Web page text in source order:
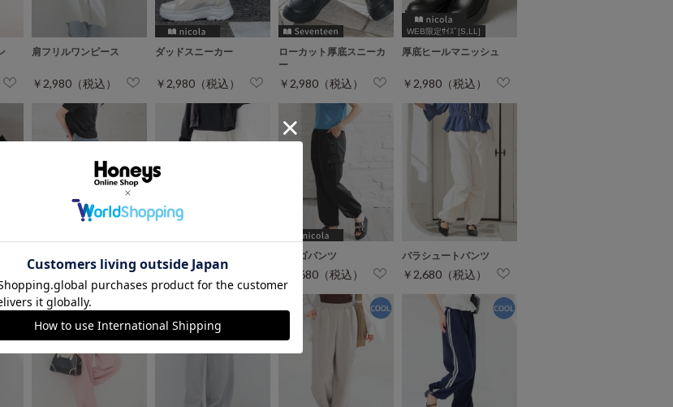
肩フリルワンピース
￥2,980（税込）
ダッドスニーカー
￥2,980（税込）
ローカット厚底スニーカ
ー
￥2,980（税込）
WEB限定ｻｲｽﾞ[S,LL]
厚底ヒールマニッシュ
￥2,980（税込）
￥2,680（税込）
カーゴパンツ
￥2,680（税込）
パラシュートパンツ
￥2,680（税込）